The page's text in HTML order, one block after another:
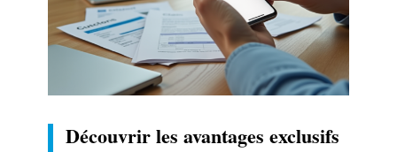
Découvrir les avantages exclusifs